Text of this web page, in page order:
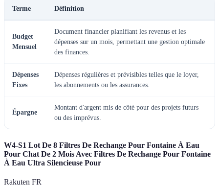
Terme Définition
Budget
Mensuel
Document financier planifiant les revenus et les
dépenses sur un mois, permettant une gestion optimale
des finances.
Dépenses
Fixes
Dépenses régulières et prévisibles telles que le loyer,
les abonnements ou les assurances.
Épargne
Montant d'argent mis de côté pour des projets futurs
ou des imprévus.
W4-S1 Lot De 8 Filtres De Rechange Pour Fontaine À Eau
Pour Chat De 2 Mois Avec Filtres De Rechange Pour Fontaine
À Eau Ultra Silencieuse Pour
Rakuten FR